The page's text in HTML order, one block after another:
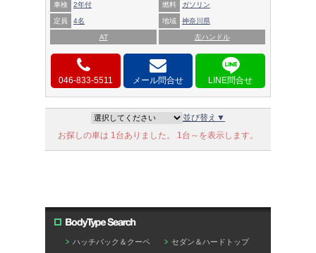
車検 2年付 燃料 ガソリン
定員 4名 地域 神奈川県
AT 左ハンドル
046-833-5511 メール問合せ
並び替え▼
お探しの車は 1台ありました。 1台～を表示します。
ハッチバック＆クーペ
セダン＆ハードトップ